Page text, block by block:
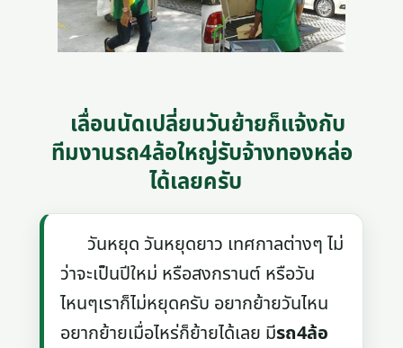
เลื่อนนัดเปลี่ยนวันย้ายก็แจ้งกับ
ทีมงานรถ4ล้อใหญ่รับจ้างทองหล่อ
ได้เลยครับ
วันหยุด วันหยุดยาว เทศกาลต่างๆ ไม่
ว่าจะเป็นปีใหม่ หรือสงกรานต์ หรือวัน
ไหนๆเราก็ไม่หยุดครับ อยากย้ายวันไหน
อยากย้ายเมื่อไหร่ก็ย้ายได้เลย มีรถ4ล้อ